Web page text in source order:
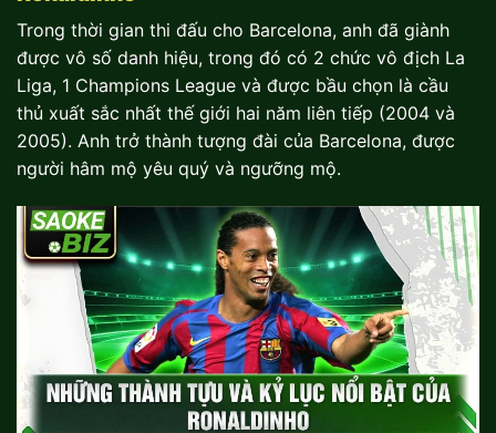
Trong thời gian thi đấu cho Barcelona, anh đã giành
được vô số danh hiệu, trong đó có 2 chức vô địch La
Liga, 1 Champions League và được bầu chọn là cầu
thủ xuất sắc nhất thế giới hai năm liên tiếp (2004 và
2005). Anh trở thành tượng đài của Barcelona, được
người hâm mộ yêu quý và ngưỡng mộ.